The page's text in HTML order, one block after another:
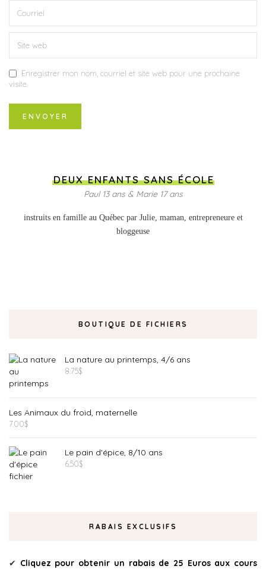
Enregistrer mon nom, courriel et site web pour une prochaine
visite.
DEUX ENFANTS SANS ÉCOLE
Paul 13 ans & Marie 17 ans
instruits en famille au Québec par Julie, maman, entrepreneure et
bloggeuse
BOUTIQUE DE FICHIERS
La nature au printemps, 4/6 ans
8.75$
Les Animaux du froid, maternelle
7.00$
Le pain d'épice, 8/10 ans
6.50$
RABAIS EXCLUSIFS
✔ Cliquez pour obtenir un rabais de 25 Euros aux cours